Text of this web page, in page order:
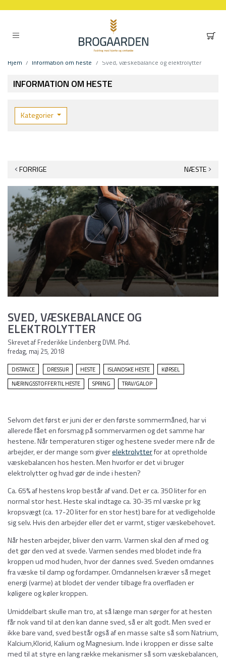
Hjem Information om heste Sved, væskebalance og elektrolytter
INFORMATION OM HESTE
Kategorier
FORRIGE NÆSTE
SVED, VÆSKEBALANCE OG
ELEKTROLYTTER
Skrevet af Frederikke Lindenberg DVM. Phd.
fredag, maj 25, 2018
DISTANCE DRESSUR HESTE ISLANDSKE HESTE
KØRSEL
NÆRINGSSTOFFER TIL HESTE
SPRING TRAV/GALOP
Selvom det først er juni der er den første sommermåned, har vi
allerede fået en forsmag på sommervarmen og det samme har
hestene. Når temperaturen stiger og hestene sveder mere når de
arbejder, er der mange som giverelektrolytterfor at opretholde
væskebalancen hos hesten. Men hvorfor er det vi bruger
elektrolytter og hvad gør de inde i hesten?
Ca. 65% af hestens krop består af vand. Det er ca. 350 liter for en
normal stor hest. Heste skal indtage ca. 30-35 ml væske pr kg
kropsvægt (ca. 17-20 liter for en stor hest) bare for at vedligeholde
sig selv. Hvis den arbejder eller det er varmt, stiger væskebehovet.
Når hesten arbejder, bliver den varm. Varmen skal den af med og
det gør den ved at svede. Varmen sendes med blodet inde fra
kroppen ud mod huden, hvor der dannes sved. Sveden omdannes
fra væske til damp og fordamper. Omdannelsen kræver så meget
energi (varme) at blodet der vender tilbage fra overfladen er
køligere og køler kroppen.
Umiddelbart skulle man tro, at så længe man sørger for at hesten
får nok vand til at den kan danne sved, så er alt godt. Men sved er
ikke bare vand, sved består også af en masse salte så som Natrium,
Kalcium,Klorid, Kalium og Magnesium. Inde i kroppen er disse salte
med til at styre en lang række mekanismer så som væskebalancen,